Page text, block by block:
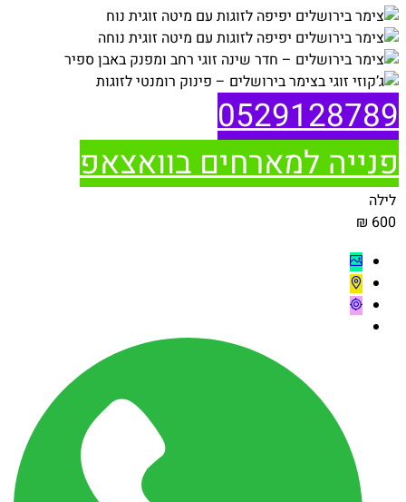
0529128789
פנייה למארחים בוואצאפ
לילה
600 ₪